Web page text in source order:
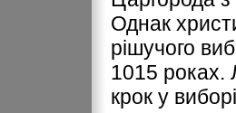
Однак
рішучого
1015 роках.
крок у